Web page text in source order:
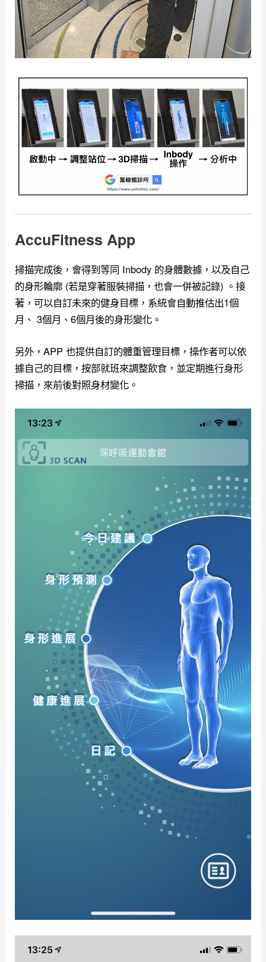
AccuFitness App
掃描完成後，會得到等同 Inbody 的身體數據，以及自己
的身形輪廓 (若是穿著服裝掃描，也會一併被記錄) 。接
著，可以自訂未來的健身目標，系統會自動推估出1個
月、 3個月、6個月後的身形變化。
另外，APP 也提供自訂的體重管理目標，操作者可以依
據自己的目標，按部就班來調整飲食，並定期進行身形
掃描，來前後對照身材變化。